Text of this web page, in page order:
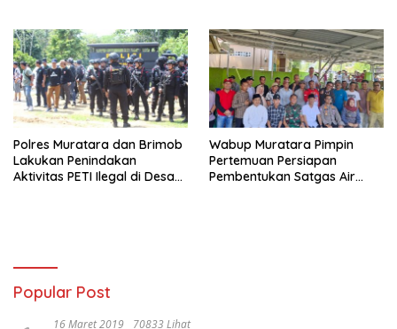
Polres Muratara dan Brimob
Lakukan Penindakan
Aktivitas PETI Ilegal di Desa
‎Wabup Muratara Pimpin
Pertemuan Persiapan
Pembentukan Satgas Air
Popular Post
16 Maret 2019 70833 Lihat